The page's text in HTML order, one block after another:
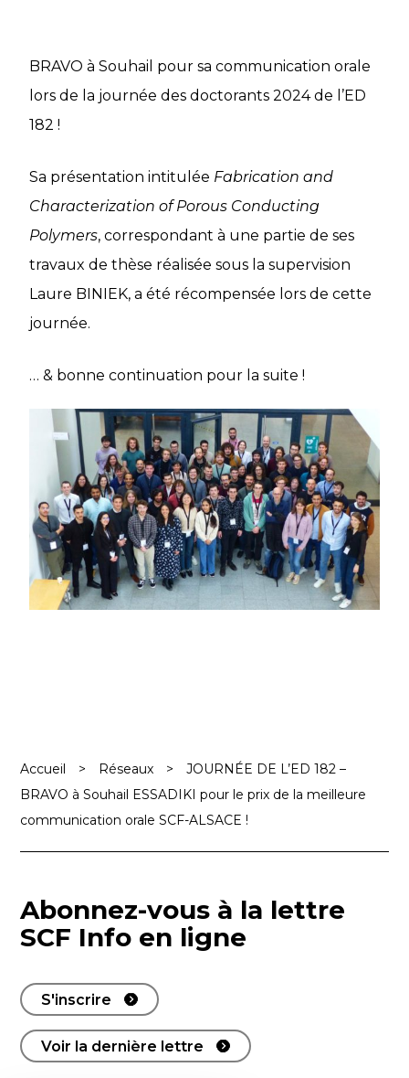
BRAVO à Souhail pour sa communication orale
lors de la journée des doctorants 2024 de l’ED
182 !
Sa présentation intitulée Fabrication and
Characterization of Porous Conducting
Polymers, correspondant à une partie de ses
travaux de thèse réalisée sous la supervision
Laure BINIEK, a été récompensée lors de cette
journée.
… & bonne continuation pour la suite !
Accueil > Réseaux >
JOURNÉE DE L’ED 182 –
BRAVO à Souhail ESSADIKI pour le prix de la meilleure
communication orale SCF-ALSACE !
Abonnez-vous à la lettre
SCF Info en ligne
S'inscrire
Voir la dernière lettre